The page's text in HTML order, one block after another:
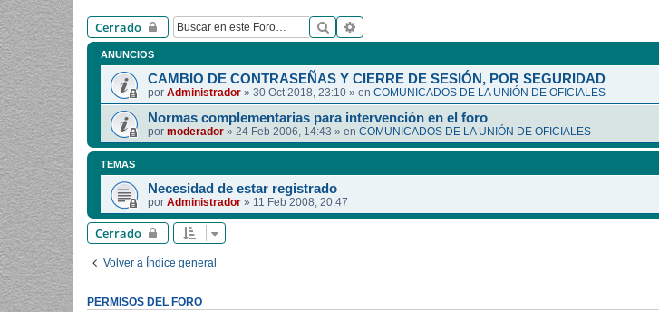
Cerrado Buscar
ANUNCIOS
CAMBIO DE CONTRASEÑAS Y CIERRE DE SESIÓN, POR SEGURIDAD
por Administrador » 30 Oct 2018, 23:10 » en COMUNICADOS DE LA UNIÓN DE OFICIALES
Normas complementarias para intervención en el foro
por moderador » 24 Feb 2006, 14:43 » en COMUNICADOS DE LA UNIÓN DE OFICIALES
TEMAS
Necesidad de estar registrado
por Administrador » 11 Feb 2008, 20:47
Cerrado
Volver a Índice general
PERMISOS DEL FORO